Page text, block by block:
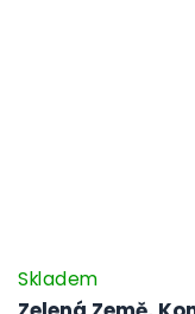
Skladem